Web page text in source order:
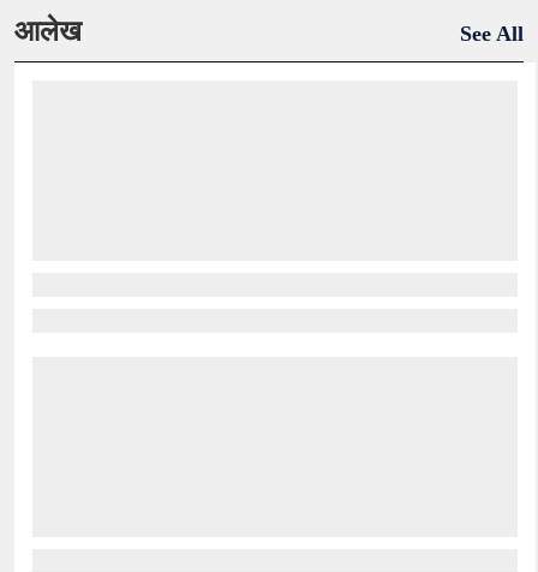
आलेख See All